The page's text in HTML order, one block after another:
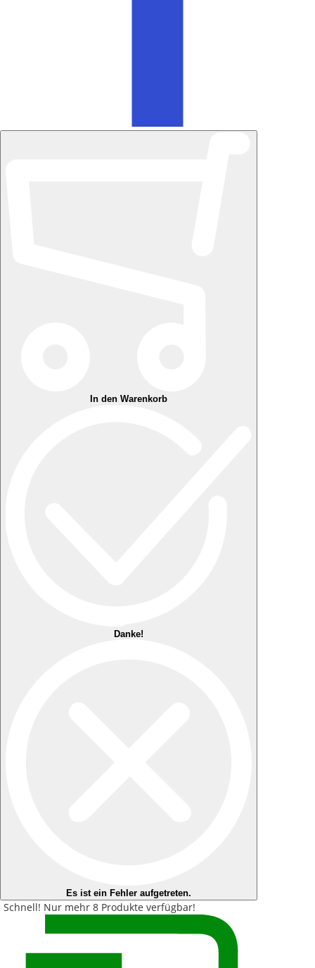
In den Warenkorb
Danke!
Es ist ein Fehler aufgetreten.
Schnell! Nur mehr 8 Produkte verfügbar!